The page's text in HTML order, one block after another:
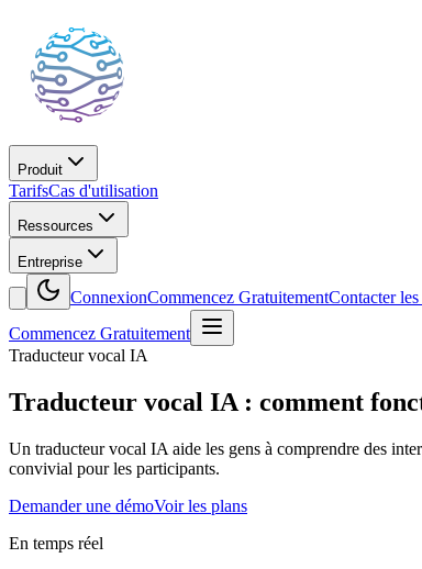
Produit
TarifsCas d'utilisation
Ressources
Entreprise
ConnexionCommencez GratuitementContacter les
Commencez Gratuitement
Traducteur vocal IA
Traducteur vocal IA : comment
Un traducteur vocal IA aide les gens à comprendre des
convivial pour les participants.
Demander une démoVoir les plans
En temps réel